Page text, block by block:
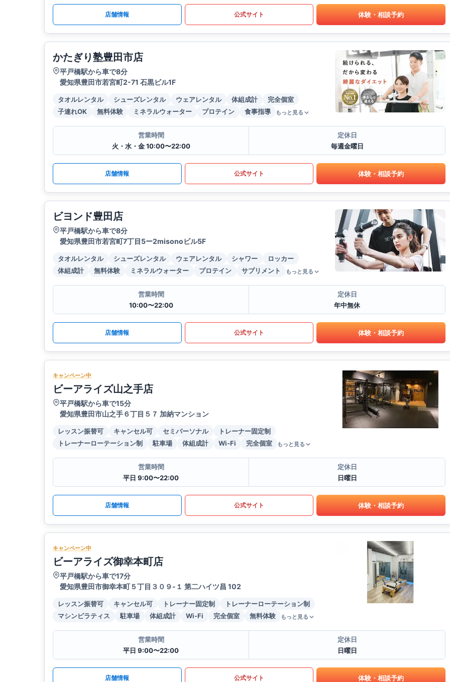
店舗情報 公式サイト 体験・相談予約
かたぎり塾豊田市店
平戸橋駅から車で8分
愛知県豊田市若宮町2-71 石黒ビル1F
タオルレンタル シューズレンタル ウェアレンタル 体組成計
完全個室
子連れOK
無料体験 ミネラルウォーター プロテイン 食事指導 もっと見る
営業時間
火・水・金 10:00〜22:00
定休日
毎週金曜日
店舗情報 公式サイト 体験・相談予約
ビヨンド豊田店
平戸橋駅から車で8分
愛知県豊田市若宮町7丁目5ー2misonoビル5F
タオルレンタル シューズレンタル ウェアレンタル シャワー
ロッカー
体組成計
無料体験 ミネラルウォーター プロテイン サプリメント もっと見る
営業時間
10:00〜22:00
定休日
年中無休
店舗情報 公式サイト 体験・相談予約
キャンペーン中
ビーアライズ山之手店
平戸橋駅から車で15分
愛知県豊田市山之手６丁目５７ 加納マンション
レッスン振替可 キャンセル可 セミパーソナル
トレーナー固定制
トレーナーローテーション制
駐車場 体組成計 Wi-Fi 完全個室 もっと見る
営業時間
平日 9:00〜22:00
定休日
日曜日
店舗情報 公式サイト 体験・相談予約
キャンペーン中
ビーアライズ御幸本町店
平戸橋駅から車で17分
愛知県豊田市御幸本町５丁目３０９-１ 第二ハイツ昌 102
レッスン振替可 キャンセル可 トレーナー固定制
トレーナーローテーション制
マシンピラティス
駐車場 体組成計 Wi-Fi 完全個室 無料体験 もっと見る
営業時間
平日 9:00〜22:00
定休日
日曜日
店舗情報 公式サイト 体験・相談予約